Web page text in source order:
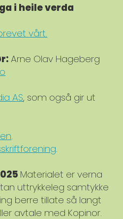
i heile verda
vårt.
Arne Olav Hageberg
AS, som også gir ut
.
.
Materialet er verna
uttrykkeleg samtykke
berre tillate så langt
avtale med Kopinor.